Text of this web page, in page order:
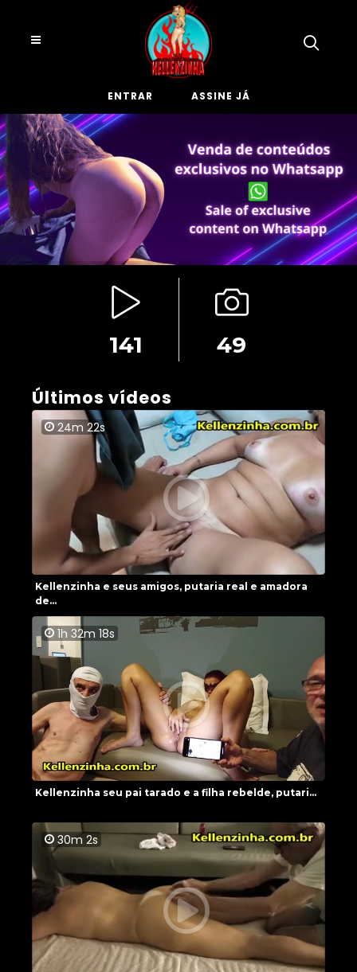
ENTRAR ASSINE JÁ
141 49
Últimos vídeos
24m 22s
Kellenzinha e seus amigos, putaria real e amadora
de...
1h 32m 18s
Kellenzinha seu pai tarado e a filha rebelde, putari...
30m 2s